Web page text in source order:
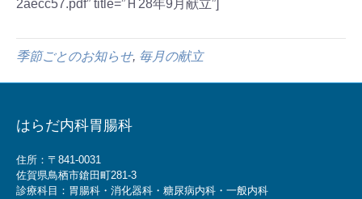
2aecc57.pdf” title=”Ｈ28年9月献立”]
季節ごとのお知らせ, 毎月の献立
はらだ内科胃腸科
住所：〒841-0031
佐賀県鳥栖市鎗田町281-3
診療科目：胃腸科・消化器科・糖尿病内科・一般内科